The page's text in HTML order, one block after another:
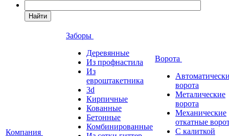
Найти
Компания
Заборы
Деревянные
Из профнастила
Из
евроштакетника
3d
Кирпичные
Кованные
Бетонные
Комбинированные
Ворота
ворота
Металические
ворота
Механические
откатные
С калиткой